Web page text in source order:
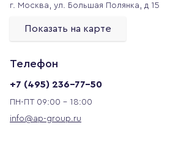
г. Москва, ул. Большая Полянка, д 15
Показать на карте
Телефон
+7 (495) 236-77-50
ПН-ПТ 09:00 - 18:00
info@ap-group.ru